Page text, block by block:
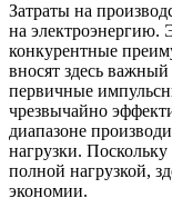
Затраты на
на электроэнергию.
конкурентные
вносят здесь
первичные
чрезвычайно
диапазоне
нагрузки.
полной нагрузкой,
экономии.